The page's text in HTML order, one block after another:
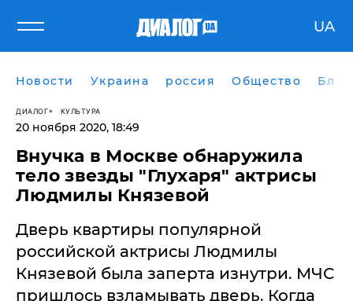
UA
Новости Украина россия Общество
ДИАЛОГ КУЛЬТУРА
20 ноября 2020, 18:49
Внучка в Москве обнаружила
тело звезды "Глухаря" актрисы
Людмилы Князевой
Дверь квартиры популярной
российской актрисы Людмилы
Князевой была заперта изнутри. МЧС
пришлось взламывать дверь. Когда